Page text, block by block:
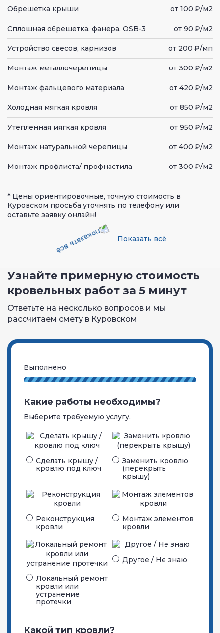
Обрешетка крыши от 100 ₽/м2
Сплошная обрешетка, фанера, OSB-3 от 90 ₽/м2
Устройство свесов, карнизов от 200 ₽/мп
Монтаж металлочерепицы от 300 ₽/м2
Монтаж фальцевого материала от 420 ₽/м2
Холодная мягкая кровля от 850 ₽/м2
Утепленная мягкая кровля от 950 ₽/м2
Монтаж натуральной черепицы от 400 ₽/м2
Монтаж профлиста/ профнастила от 300 ₽/м2
* Цены ориентировочные, точную стоимость в
Куровском просьба уточнять по телефону или
оставьте заявку онлайн!
Показать всё
Узнайте примерную стоимость
кровельных работ за 5 минут
Ответьте на несколько вопросов и мы
рассчитаем смету в Куровском
Выполнено
Какие работы необходимы?
Выберите требуемую услугу.
Сделать крышу /
кровлю под ключ
Заменить кровлю
(перекрыть
крышу)
Реконструкция
кровли
Монтаж элементов
кровли
Локальный ремонт
кровли или
устранение
протечки
Другое / Не знаю
Какой тип кровли?